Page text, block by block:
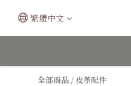
繁體中文
全部商品 / 皮革配件